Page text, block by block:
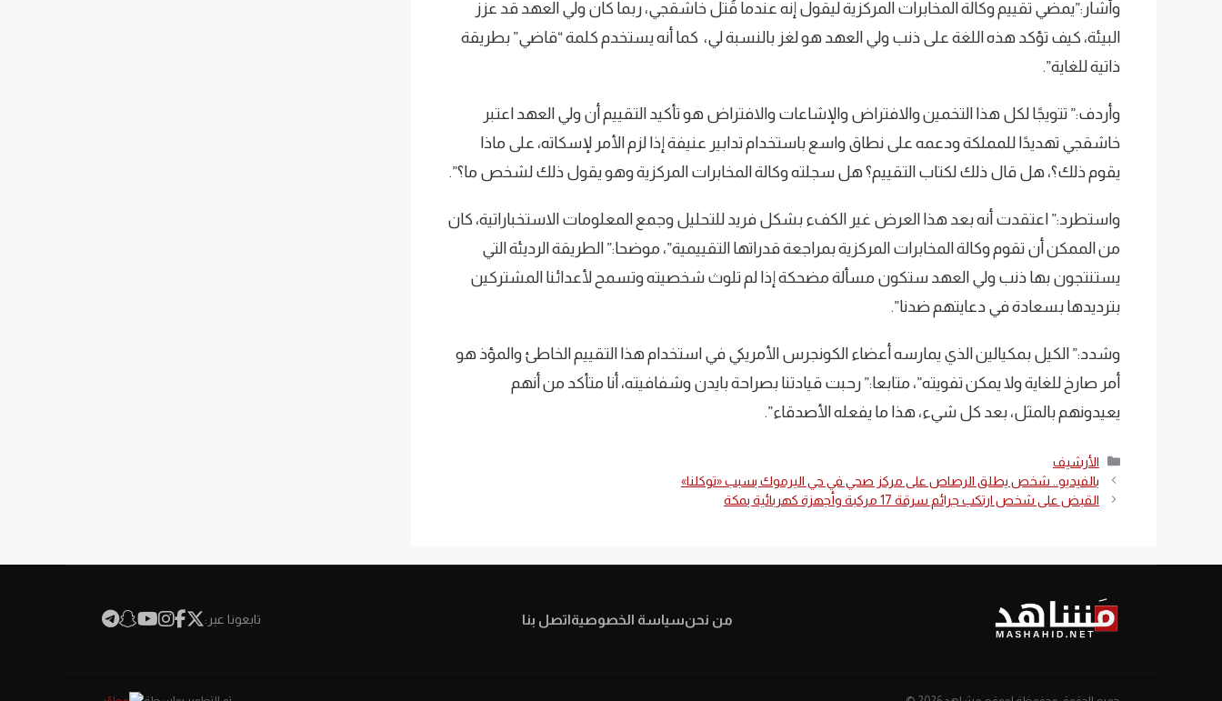
وأشار:”يمضي تقييم وكالة المخابرات المركزية ليقول إنه عندما قُتل خاشقجي، ربما كان ولي العهد قد عزز
البيئة، كيف تؤكد هذه اللغة على ذنب ولي العهد هو لغز بالنسبة لي، كما أنه يستخدم كلمة “قاضي” بطريقة
ذاتية للغاية”.
وأردف:” تتويجًا لكل هذا التخمين والافتراض والإشاعات والافتراض هو تأكيد التقييم أن ولي العهد اعتبر
خاشقجي تهديدًا للمملكة ودعمه على نطاق واسع باستخدام تدابير عنيفة إذا لزم الأمر لإسكاته، على ماذا
يقوم ذلك؟، هل قال ذلك لكتاب التقييم؟ هل سجلته وكالة المخابرات المركزية وهو يقول ذلك لشخص ما؟”.
واستطرد:” اعتقدت أنه بعد هذا العرض غير الكفء بشكل فريد للتحليل وجمع المعلومات الاستخباراتية، كان
من الممكن أن تقوم وكالة المخابرات المركزية بمراجعة قدراتها التقييمية”، موضحا:” الطريقة الرديئة التي
يستنتجون بها ذنب ولي العهد ستكون مسألة مضحكة إذا لم تلوث شخصيته وتسمح لأعدائنا المشتركين
بترديدها بسعادة في دعايتهم ضدنا”.
وشدد:” الكيل بمكيالين الذي يمارسه أعضاء الكونجرس الأمريكي في استخدام هذا التقييم الخاطئ والمؤذ هو
أمر صارخ للغاية ولا يمكن تفويته”، متابعا:” رحبت قيادتنا بصراحة بايدن وشفافيته، أنا متأكد من أنهم
يعيدونهم بالمثل، بعد كل شيء، هذا ما يفعله الأصدقاء”.
التصنيفات
الأرشيف
بالفيديو.. شخص يطلق الرصاص على مركز صحي في حي اليرموك بسبب «توكلنا»
القبض على شخص ارتكب جرائم سرقة 17 مركبة وأجهزة كهربائية بمكة
من نحنسياسة الخصوصيةاتصل بنا تابعونا عبر: